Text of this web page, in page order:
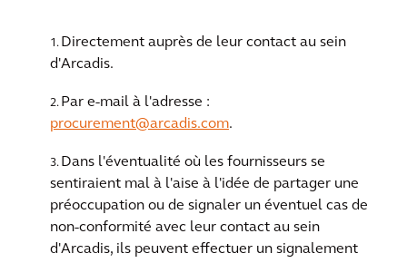
Directement auprès de leur contact au sein
d'Arcadis.
Par e-mail à l'adresse :
procurement@arcadis.com.
Dans l'éventualité où les fournisseurs se
sentiraient mal à l'aise à l'idée de partager une
préoccupation ou de signaler un éventuel cas de
non-conformité avec leur contact au sein
d'Arcadis, ils peuvent effectuer un signalement